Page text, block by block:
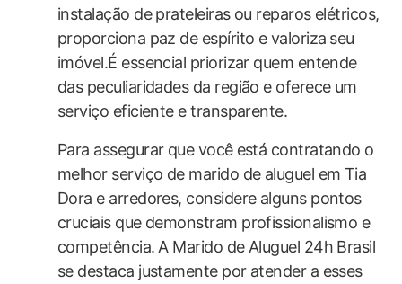
instalação de prateleiras ou reparos elétricos,
proporciona​ paz de espírito e valoriza ⁣seu
imóvel.É essencial priorizar​ quem entende
das peculiaridades da região e oferece um
serviço eficiente e transparente.
Para assegurar que você⁤ está contratando o
melhor serviço de marido de aluguel em Tia
Dora e arredores, considere alguns pontos
cruciais que demonstram profissionalismo e
competência.⁤ A Marido de Aluguel 24h Brasil
se destaca justamente por atender a esses